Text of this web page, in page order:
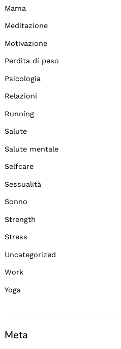
Mama
Meditazione
Motivazione
Perdita di peso
Psicologia
Relazioni
Running
Salute
Salute mentale
Selfcare
Sessualità
Sonno
Strength
Stress
Uncategorized
Work
Yoga
Meta